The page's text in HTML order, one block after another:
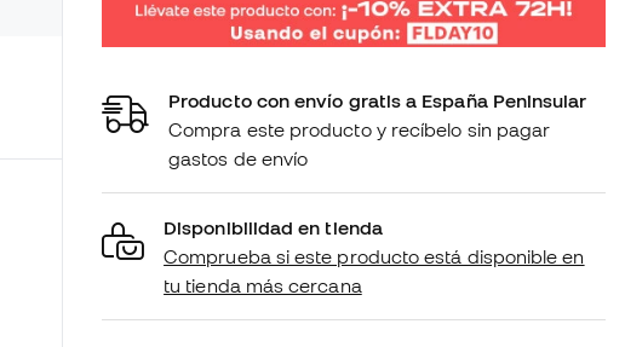
Producto con envío gratis a España Peninsular
Compra este producto y recíbelo sin pagar
gastos de envío
Disponibilidad en tienda
Comprueba si este producto está disponible en
tu tienda más cercana